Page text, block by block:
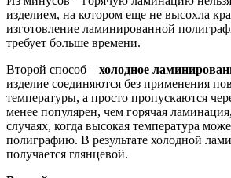
изделием, на котором еще не высохла
изготовление ламинированной
требует больше времени.
Второй способ – холодное
изделие соединяются без применения
температуры, а просто пропускаются
менее популярен, чем горячая
случаях, когда высокая температура
полиграфию. В результате холодной
получается глянцевой.